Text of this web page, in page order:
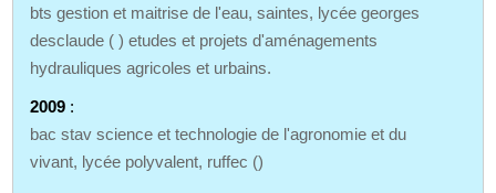
bts gestion et maitrise de l'eau, saintes, lycée georges
desclaude ( ) etudes et projets d'aménagements
hydrauliques agricoles et urbains.
2009 :
bac stav science et technologie de l'agronomie et du
vivant, lycée polyvalent, ruffec ()